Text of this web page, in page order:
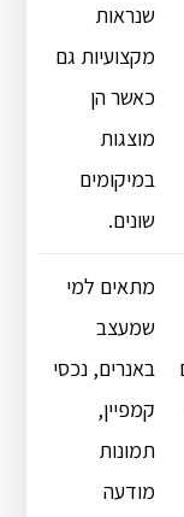
שנראות
מקצועיות גם
כאשר הן
מוצגות
במיקומים
שונים.
מתאים למי
שמעצב
באנרים, נכסי
קמפיין,
תמונות
מודעה